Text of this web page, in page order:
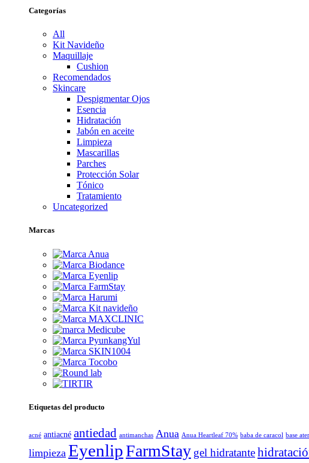
Categorías
All
Kit Navideño
Maquillaje
Cushion
Recomendados
Skincare
Despigmentar Ojos
Esencia
Hidratación
Jabón en aceite
Limpieza
Mascarillas
Parches
Protección Solar
Tónico
Tratamiento
Uncategorized
Marcas
Etiquetas del producto
acné antiacné antiedad antimanchas Anua Anua Heartleaf 70% baba de caracol base
limpieza EyenlipFarmStay gel hidratante